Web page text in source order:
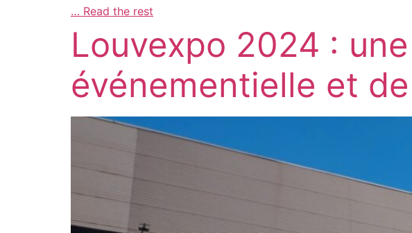
… Read the rest
Louvexpo 2024 :
événementielle et